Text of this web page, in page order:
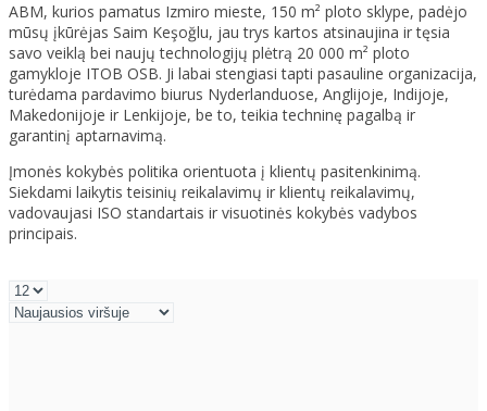
ABM, kurios pamatus Izmiro mieste, 150 m² ploto sklype, padėjo
mūsų įkūrėjas Saim Keşoğlu, jau trys kartos atsinaujina ir tęsia
savo veiklą bei naujų technologijų plėtrą 20 000 m² ploto
gamykloje ITOB OSB. Ji labai stengiasi tapti pasauline organizacija,
turėdama pardavimo biurus Nyderlanduose, Anglijoje, Indijoje,
Makedonijoje ir Lenkijoje, be to, teikia techninę pagalbą ir
garantinį aptarnavimą.
Įmonės kokybės politika orientuota į klientų pasitenkinimą.
Siekdami laikytis teisinių reikalavimų ir klientų reikalavimų,
vadovaujasi ISO standartais ir visuotinės kokybės vadybos
principais.